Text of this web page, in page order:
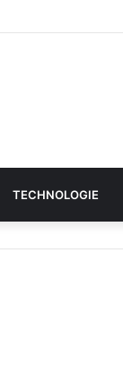
TECHNOLOGIE